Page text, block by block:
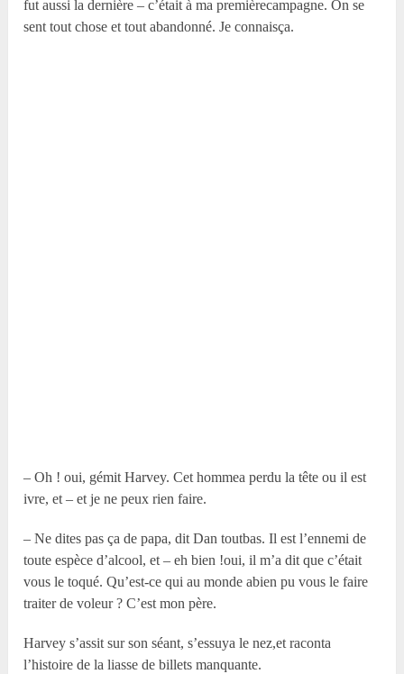
fut aussi la dernière – c’était à ma premièrecampagne. On se
sent tout chose et tout abandonné. Je connaisça.
– Oh ! oui, gémit Harvey. Cet hommea perdu la tête ou il est
ivre, et – et je ne peux rien faire.
– Ne dites pas ça de papa, dit Dan toutbas. Il est l’ennemi de
toute espèce d’alcool, et – eh bien !oui, il m’a dit que c’était
vous le toqué. Qu’est-ce qui au monde abien pu vous le faire
traiter de voleur ? C’est mon père.
Harvey s’assit sur son séant, s’essuya le nez,et raconta
l’histoire de la liasse de billets manquante.